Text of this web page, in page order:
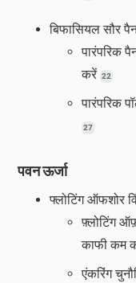
बिफासियल सौर
पारंपरिक
करें 22
पारंपरिक
27
पवन ऊर्जा
फ्लोटिंग ऑफशोर
फ़्लोटिंग
काफी कम
एंकरिंग